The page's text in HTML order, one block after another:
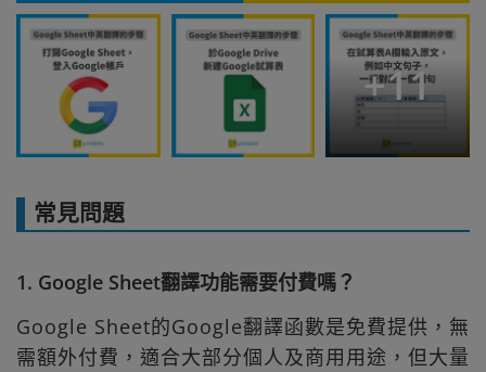
+11
常見問題
1. Google Sheet翻譯功能需要付費嗎？
Google Sheet的Google翻譯函數是免費提供，無
需額外付費，適合大部分個人及商用用途，但大量